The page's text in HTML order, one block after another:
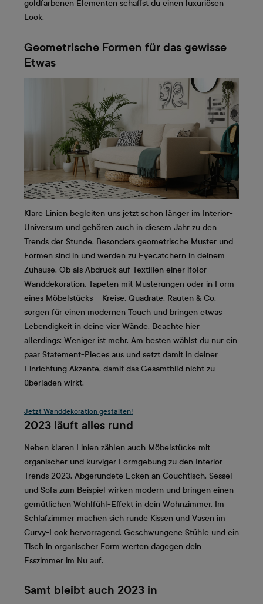
goldfarbenen Elementen schaffst du einen luxuriösen
Look.
Geometrische Formen für das gewisse
Etwas
Klare Linien begleiten uns jetzt schon länger im Interior-
Universum und gehören auch in diesem Jahr zu den
Trends der Stunde. Besonders geometrische Muster und
Formen sind in und werden zu Eyecatchern in deinem
Zuhause. Ob als Abdruck auf Textilien einer ifolor-
Wanddekoration, Tapeten mit Musterungen oder in Form
eines Möbelstücks – Kreise, Quadrate, Rauten & Co.
sorgen für einen modernen Touch und bringen etwas
Lebendigkeit in deine vier Wände. Beachte hier
allerdings: Weniger ist mehr. Am besten wählst du nur ein
paar Statement-Pieces aus und setzt damit in deiner
Einrichtung Akzente, damit das Gesamtbild nicht zu
überladen wirkt.
Jetzt Wanddekoration gestalten!
2023 läuft alles rund
Neben klaren Linien zählen auch Möbelstücke mit
organischer und kurviger Formgebung zu den Interior-
Trends 2023. Abgerundete Ecken an Couchtisch, Sessel
und Sofa zum Beispiel wirken modern und bringen einen
gemütlichen Wohlfühl-Effekt in dein Wohnzimmer. Im
Schlafzimmer machen sich runde Kissen und Vasen im
Curvy-Look hervorragend. Geschwungene Stühle und ein
Tisch in organischer Form werten dagegen dein
Esszimmer im Nu auf.
Samt bleibt auch 2023 in